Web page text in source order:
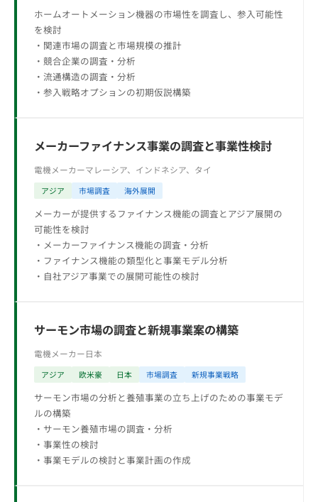
ホームオートメーション機器の市場性を調査し、参入可能性
を検討
・関連市場の調査と市場規模の推計
・競合企業の調査・分析
・流通構造の調査・分析
・参入戦略オプションの初期仮説構築
メーカーファイナンス事業の調査と事業性検討
電機メーカーマレーシア、インドネシア、タイ
アジア 市場調査 海外展開
メーカーが提供するファイナンス機能の調査とアジア展開の
可能性を検討
・メーカーファイナンス機能の調査・分析
・ファイナンス機能の類型化と事業モデル分析
・自社アジア事業での展開可能性の検討
サーモン市場の調査と新規事業案の構築
電機メーカー日本
アジア 欧米豪 日本 市場調査 新規事業戦略
サーモン市場の分析と養殖事業の立ち上げのための事業モデ
ルの構築
・サーモン養殖市場の調査・分析
・事業性の検討
・事業モデルの検討と事業計画の作成